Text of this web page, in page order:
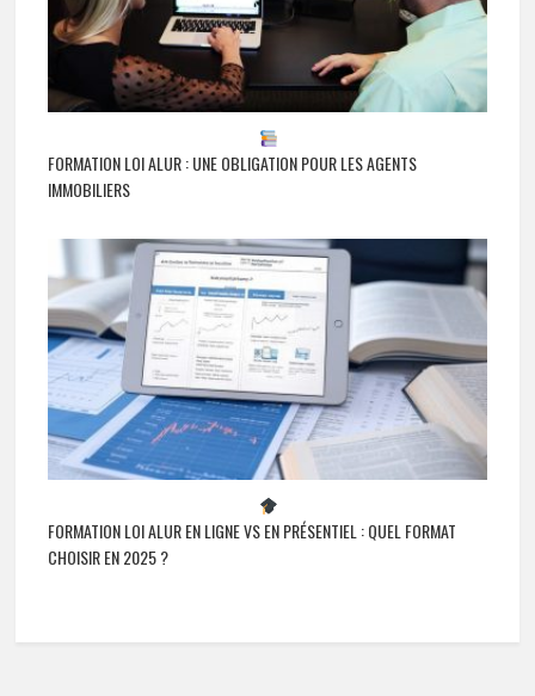
FORMATION LOI ALUR : UNE OBLIGATION POUR LES AGENTS
IMMOBILIERS
FORMATION LOI ALUR EN LIGNE VS EN PRÉSENTIEL : QUEL FORMAT
CHOISIR EN 2025 ?